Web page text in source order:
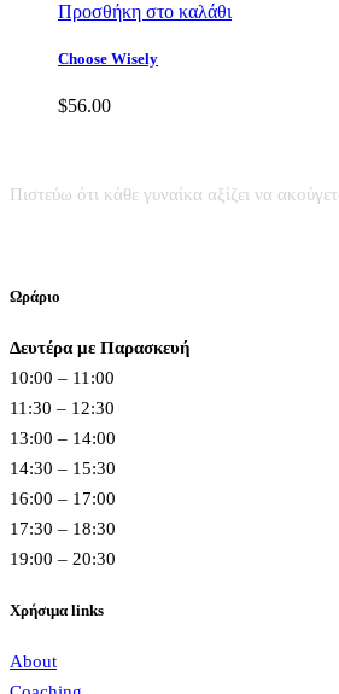
Προσθήκη στο καλάθι
Choose Wisely
$56.00
Πιστεύω ότι κάθε γυναίκα αξίζει να
Ωράριο
Δευτέρα με Παρασκευή
10:00 – 11:00
11:30 – 12:30
13:00 – 14:00
14:30 – 15:30
16:00 – 17:00
17:30 – 18:30
19:00 – 20:30
Χρήσιμα links
About